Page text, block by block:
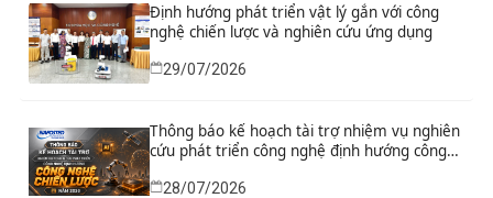
Định hướng phát triển vật lý gắn với công
nghệ chiến lược và nghiên cứu ứng dụng
29/07/2026
Thông báo kế hoạch tài trợ nhiệm vụ nghiên
cứu phát triển công nghệ định hướng công
nghệ chiến lược năm 2026
28/07/2026